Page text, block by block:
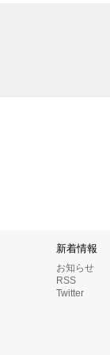
新着情報
お知らせ
RSS
Twitter